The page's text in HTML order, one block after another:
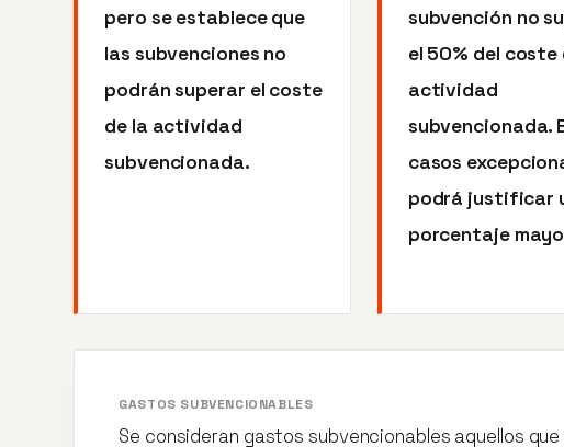
pero se establece que
las subvenciones no
podrán superar el coste
de la actividad
subvencionada.
subvención no
el 50% del coste
actividad
subvencionada.
casos
podrá justificar
porcentaje
GASTOS SUBVENCIONABLES
Se consideran gastos subvencionables aquellos